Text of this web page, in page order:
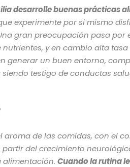
desarrolle buenas prácticas
experimente por si mismo
gran preocupación pasa por
y en cambio alta tasa
generar un buen entorno,
testigo de conductas
aroma de las comidas, con el
del crecimiento
alimentación.Cuando la rutina